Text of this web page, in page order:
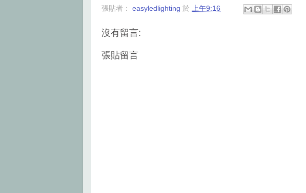
e
o
t
r
t
r
張貼者： easyledlighting 於 上午9:16
沒有留言:
張貼留言